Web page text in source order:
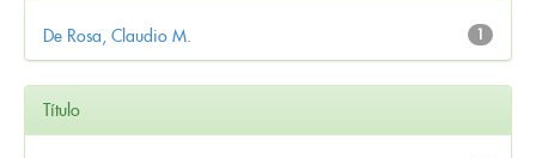
1
De Rosa, Claudio M.
Título